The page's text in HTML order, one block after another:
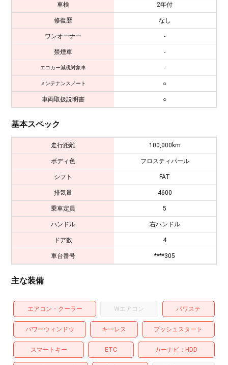
車検 2年付
修復歴 なし
ワンオーナー -
禁煙車 -
エコカー減税対象車 -
メンテナンスノート ○
車両取扱説明書 ○
基本スペック
走行距離 100,000km
ボディ色 フロスティパール
シフト FAT
排気量 4600
乗車定員 5
ハンドル 右ハンドル
ドア数 4
車台番号 ****305
主な装備
エアコン・クーラー Wエアコン パワステ
パワーウィンドウ キーレス プッシュスタート
スマートキー ETC カーナビ HDD